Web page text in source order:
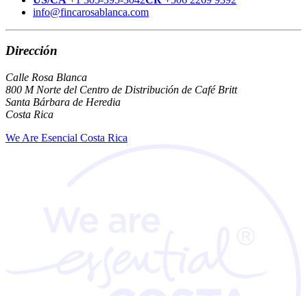
info@fincarosablanca.com
Dirección
Calle Rosa Blanca
800 M Norte del Centro de Distribución de Café Britt
Santa Bárbara de Heredia
Costa Rica
We Are Esencial Costa Rica